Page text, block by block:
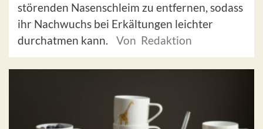
störenden Nasenschleim zu entfernen, sodass
ihr Nachwuchs bei Erkältungen leichter
durchatmen kann.
Von Redaktion